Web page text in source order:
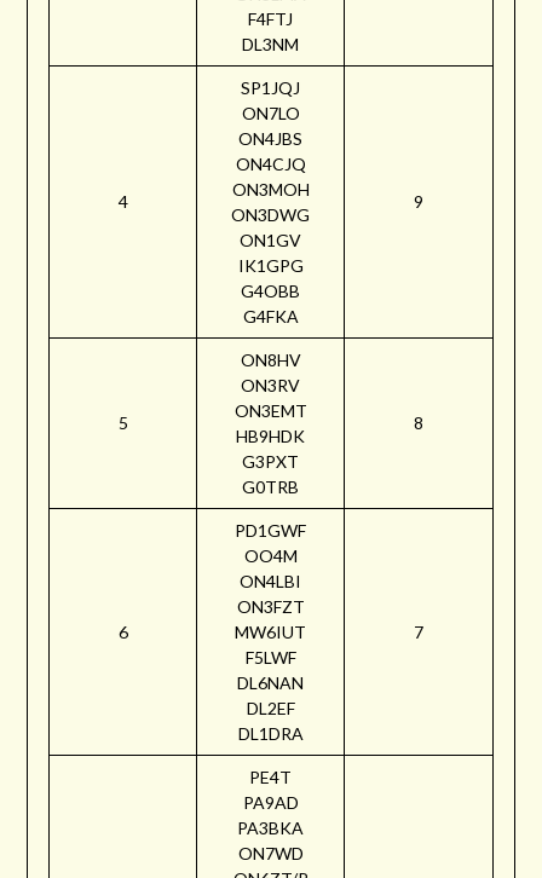
F4FTJ
DL3NM
4
SP1JQJ
ON7LO
ON4JBS
ON4CJQ
ON3MOH
ON3DWG
ON1GV
IK1GPG
G4OBB
G4FKA
9
5
ON8HV
ON3RV
ON3EMT
HB9HDK
G3PXT
G0TRB
8
6
PD1GWF
OO4M
ON4LBI
ON3FZT
MW6IUT
F5LWF
DL6NAN
DL2EF
DL1DRA
7
PE4T
PA9AD
PA3BKA
ON7WD